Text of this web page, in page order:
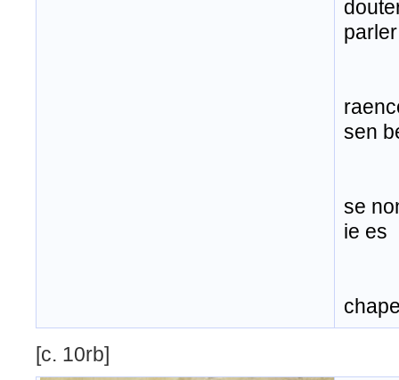
sen
se
ie es
[c. 10rb]